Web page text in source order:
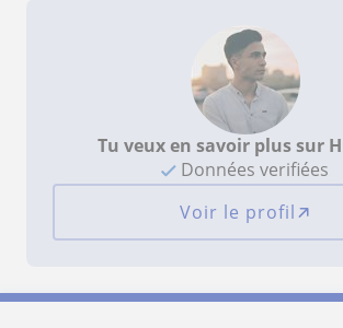
Tu veux en savoir plus sur
Données verifiées
Voir le profil